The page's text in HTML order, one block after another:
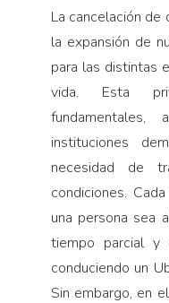
La cancelación de
la expansión de
para las distintas
vida. Esta
instituciones
necesidad de
condiciones.
una persona sea
tiempo parcial y
conduciendo un
Sin embargo, en